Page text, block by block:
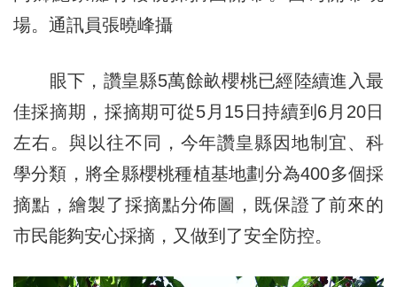
場。通訊員張曉峰攝
眼下，讚皇縣5萬餘畝櫻桃已經陸續進入最
佳採摘期，採摘期可從5月15日持續到6月20日
左右。與以往不同，今年讚皇縣因地制宜、科
學分類，將全縣櫻桃種植基地劃分為400多個採
摘點，繪製了採摘點分佈圖，既保證了前來的
市民能夠安心採摘，又做到了安全防控。